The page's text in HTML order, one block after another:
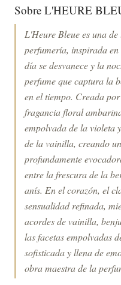
Sobre L'HEURE
L'Heure Bleue es una
perfumería, inspirada en
día se desvanece y la
perfume que captura la
en el tiempo. Creada
fragancia floral
empolvada de la violeta
de la vainilla, creando
profundamente
entre la frescura de la
anís. En el corazón, el
sensualidad refinada,
acordes de vainilla,
las facetas empolvadas
sofisticada y llena de
obra maestra de la